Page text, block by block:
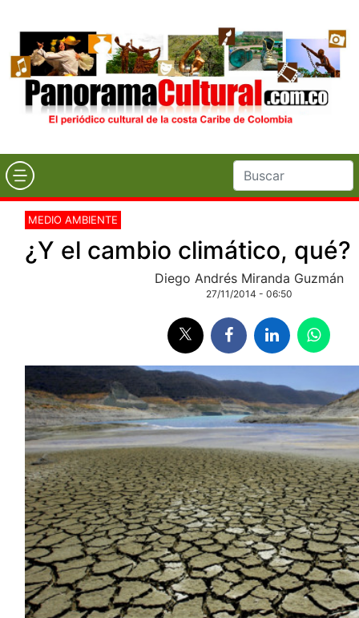
MEDIO AMBIENTE
¿Y el cambio climático, qué?
Diego Andrés Miranda Guzmán
27/11/2014 - 06:50